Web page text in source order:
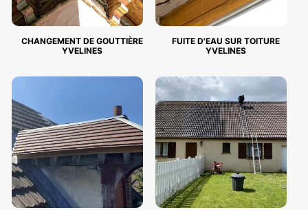
CHANGEMENT DE GOUTTIÈRE
YVELINES
FUITE D'EAU SUR TOITURE
YVELINES